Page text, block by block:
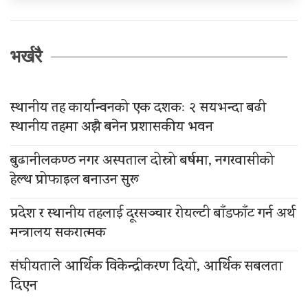
भर्खरै
स्थानीय तह कार्यान्वनको एक दशकः २ सयभन्दा बढी
स्थानीय तहमा अझै बनेन प्रशासकीय भवन
बुढानीलकण्ठ नगर अस्पताल दोस्रो बर्षमा, नगरवासीको
हेल्थ प्रोफाइल बनाउन सुरू
प्रदेश र स्थानीय तहलाई दूरसञ्चार रोयल्टी बाँडफाँट गर्न अर्थ
मन्त्रालय सकरात्मक
संघीयताले आर्थिक विकेन्द्रीकरण दियो, आर्थिक सबलता
दिएन